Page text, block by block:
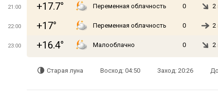
21:00 +17.7° Переменная облачность 0 2
22:00 +17° Переменная облачность 0 2
23:00 +16.4° Малооблачно 0 2
Старая луна Восход: 04:50 Заход: 20:26